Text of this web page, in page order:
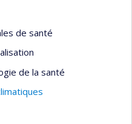
de la santé, anthropologie
publique
urbaines
de santé
de la santé